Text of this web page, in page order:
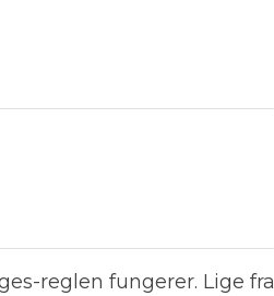
reglen fungerer. Lige fra